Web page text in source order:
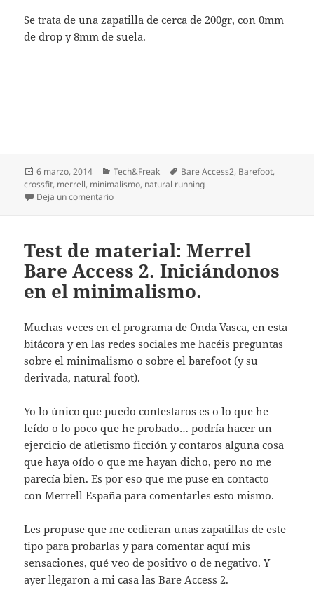
Se trata de una zapatilla de cerca de 200gr, con 0mm
de drop y 8mm de suela.
Publicado
el
6 marzo, 2014 Categorías
Tech&Freak Etiquetas
Bare Access2, Barefoot,
crossfit, merrell, minimalismo, natural running
Deja un comentarioen Test Material Merrell Bare Access 2. Natural
Test de material: Merrel
Bare Access 2. Iniciándonos
en el minimalismo.
Muchas veces en el programa de Onda Vasca, en esta
bitácora y en las redes sociales me hacéis preguntas
sobre el minimalismo o sobre el barefoot (y su
derivada, natural foot).
Yo lo único que puedo contestaros es o lo que he
leído o lo poco que he probado… podría hacer un
ejercicio de atletismo ficción y contaros alguna cosa
que haya oído o que me hayan dicho, pero no me
parecía bien. Es por eso que me puse en contacto
con Merrell España para comentarles esto mismo.
Les propuse que me cedieran unas zapatillas de este
tipo para probarlas y para comentar aquí mis
sensaciones, qué veo de positivo o de negativo. Y
ayer llegaron a mi casa las Bare Access 2.